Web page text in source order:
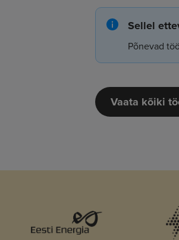
Sellel
Põnevad
Vaata kõiki